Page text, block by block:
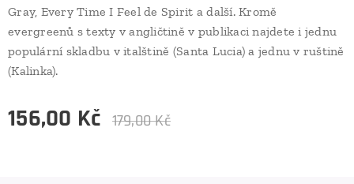
Gray, Every Time I Feel de Spirit a další. Kromě
evergreenů s texty v angličtině v publikaci najdete i jednu
populární skladbu v italštině (Santa Lucia) a jednu v ruštině
(Kalinka).
156,00 Kč 179,00Kč